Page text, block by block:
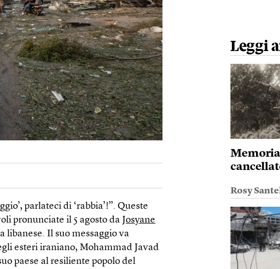
parlateci di ‘rabbia’!”. Queste
pronunciate il 5 agosto da Josyane
libanese. Il suo messaggio va
esteri iraniano, Mohammad Javad
paese al resiliente popolo del
Leggi
Rosy